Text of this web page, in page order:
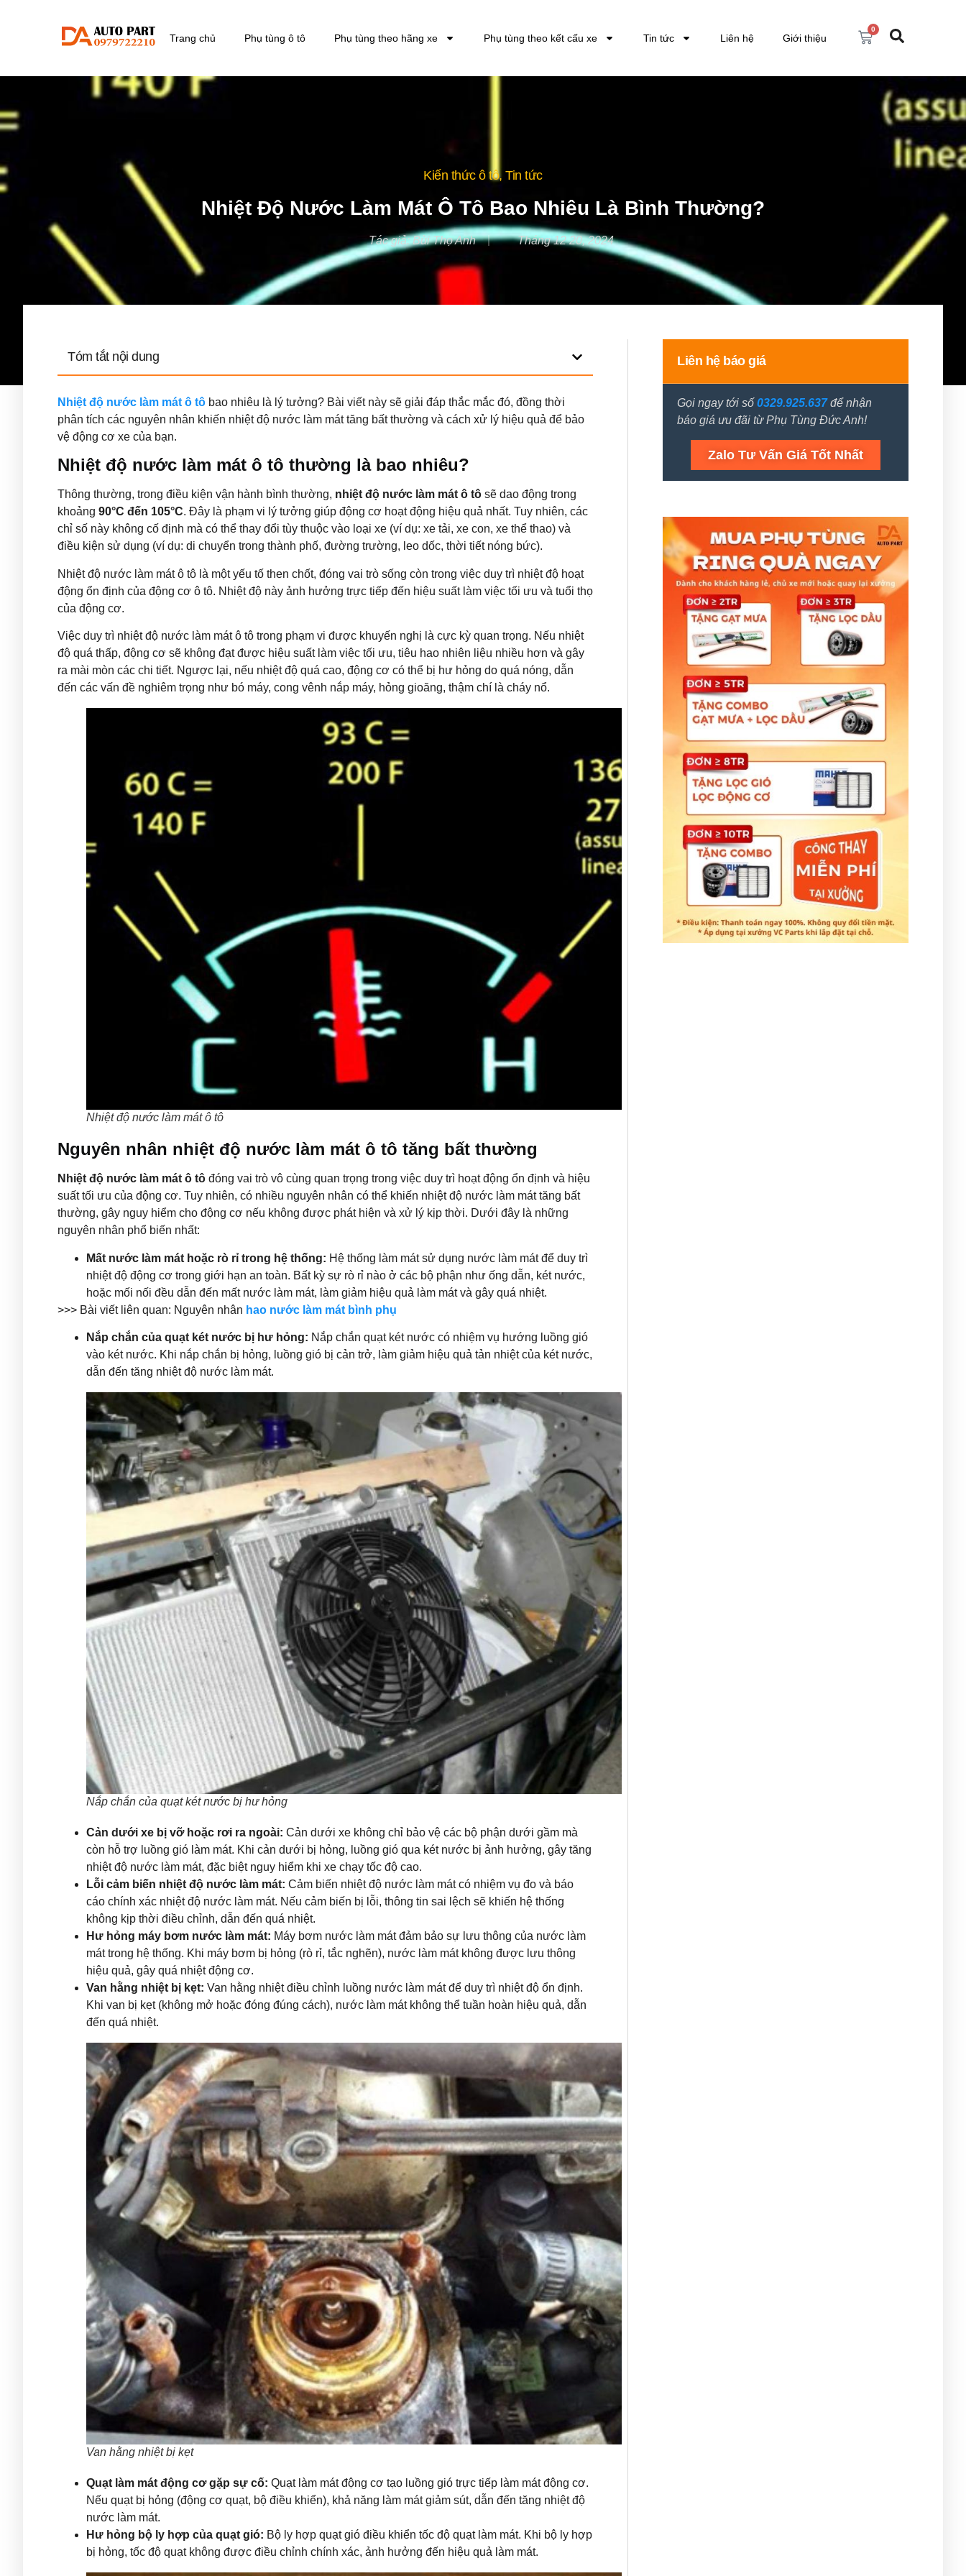
Trang chủ Phụ tùng ô tô Phụ tùng theo hãng xe Phụ tùng theo kết cấu xe Tin tức Liên hệ Giới thiệu
0
Kiến thức ô tô,Tin tức
Nhiệt Độ Nước Làm Mát Ô Tô Bao Nhiêu Là Bình Thường?
Tác giả:Bùi Thọ Anh Tháng 12 20, 2024
Tóm tắt nội dung
Nhiệt độ nước làm mát ô tô bao nhiêu là lý tưởng? Bài viết này sẽ giải đáp thắc mắc đó, đồng thời
phân tích các nguyên nhân khiến nhiệt độ nước làm mát tăng bất thường và cách xử lý hiệu quả để bảo
vệ động cơ xe của bạn.
Nhiệt độ nước làm mát ô tô thường là bao nhiêu?
Thông thường, trong điều kiện vận hành bình thường, nhiệt độ nước làm mát ô tô sẽ dao động trong
khoảng 90°C đến 105°C. Đây là phạm vi lý tưởng giúp động cơ hoạt động hiệu quả nhất. Tuy nhiên, các
chỉ số này không cố định mà có thể thay đổi tùy thuộc vào loại xe (ví dụ: xe tải, xe con, xe thể thao) và
điều kiện sử dụng (ví dụ: di chuyển trong thành phố, đường trường, leo dốc, thời tiết nóng bức).
Nhiệt độ nước làm mát ô tô là một yếu tố then chốt, đóng vai trò sống còn trong việc duy trì nhiệt độ hoạt
động ổn định của động cơ ô tô. Nhiệt độ này ảnh hưởng trực tiếp đến hiệu suất làm việc tối ưu và tuổi thọ
của động cơ.
Việc duy trì nhiệt độ nước làm mát ô tô trong phạm vi được khuyến nghị là cực kỳ quan trọng. Nếu nhiệt
độ quá thấp, động cơ sẽ không đạt được hiệu suất làm việc tối ưu, tiêu hao nhiên liệu nhiều hơn và gây
ra mài mòn các chi tiết. Ngược lại, nếu nhiệt độ quá cao, động cơ có thể bị hư hỏng do quá nóng, dẫn
đến các vấn đề nghiêm trọng như bó máy, cong vênh nắp máy, hỏng gioăng, thậm chí là cháy nổ.
Nhiệt độ nước làm mát ô tô
Nguyên nhân nhiệt độ nước làm mát ô tô tăng bất thường
Nhiệt độ nước làm mát ô tô đóng vai trò vô cùng quan trọng trong việc duy trì hoạt động ổn định và hiệu
suất tối ưu của động cơ. Tuy nhiên, có nhiều nguyên nhân có thể khiến nhiệt độ nước làm mát tăng bất
thường, gây nguy hiểm cho động cơ nếu không được phát hiện và xử lý kịp thời. Dưới đây là những
nguyên nhân phổ biến nhất:
Mất nước làm mát hoặc rò rỉ trong hệ thống: Hệ thống làm mát sử dụng nước làm mát để duy trì
nhiệt độ động cơ trong giới hạn an toàn. Bất kỳ sự rò rỉ nào ở các bộ phận như ống dẫn, két nước,
hoặc mối nối đều dẫn đến mất nước làm mát, làm giảm hiệu quả làm mát và gây quá nhiệt.
>>> Bài viết liên quan: Nguyên nhân hao nước làm mát bình phụ
Nắp chắn của quạt két nước bị hư hỏng: Nắp chắn quạt két nước có nhiệm vụ hướng luồng gió
vào két nước. Khi nắp chắn bị hỏng, luồng gió bị cản trở, làm giảm hiệu quả tản nhiệt của két nước,
dẫn đến tăng nhiệt độ nước làm mát.
Nắp chắn của quạt két nước bị hư hỏng
Cản dưới xe bị vỡ hoặc rơi ra ngoài: Cản dưới xe không chỉ bảo vệ các bộ phận dưới gầm mà
còn hỗ trợ luồng gió làm mát. Khi cản dưới bị hỏng, luồng gió qua két nước bị ảnh hưởng, gây tăng
nhiệt độ nước làm mát, đặc biệt nguy hiểm khi xe chạy tốc độ cao.
Lỗi cảm biến nhiệt độ nước làm mát: Cảm biến nhiệt độ nước làm mát có nhiệm vụ đo và báo
cáo chính xác nhiệt độ nước làm mát. Nếu cảm biến bị lỗi, thông tin sai lệch sẽ khiến hệ thống
không kịp thời điều chỉnh, dẫn đến quá nhiệt.
Hư hỏng máy bơm nước làm mát: Máy bơm nước làm mát đảm bảo sự lưu thông của nước làm
mát trong hệ thống. Khi máy bơm bị hỏng (rò rỉ, tắc nghẽn), nước làm mát không được lưu thông
hiệu quả, gây quá nhiệt động cơ.
Van hằng nhiệt bị kẹt: Van hằng nhiệt điều chỉnh luồng nước làm mát để duy trì nhiệt độ ổn định.
Khi van bị kẹt (không mở hoặc đóng đúng cách), nước làm mát không thể tuần hoàn hiệu quả, dẫn
đến quá nhiệt.
Van hằng nhiệt bị kẹt
Quạt làm mát động cơ gặp sự cố: Quạt làm mát động cơ tạo luồng gió trực tiếp làm mát động cơ.
Nếu quạt bị hỏng (động cơ quạt, bộ điều khiển), khả năng làm mát giảm sút, dẫn đến tăng nhiệt độ
nước làm mát.
Hư hỏng bộ ly hợp của quạt gió: Bộ ly hợp quạt gió điều khiển tốc độ quạt làm mát. Khi bộ ly hợp
bị hỏng, tốc độ quạt không được điều chỉnh chính xác, ảnh hưởng đến hiệu quả làm mát.
Liên hệ báo giá
Gọi ngay tới số0329.925.637để nhận
báo giá ưu đãi từ Phụ Tùng Đức Anh!
Zalo Tư Vấn Giá Tốt Nhất